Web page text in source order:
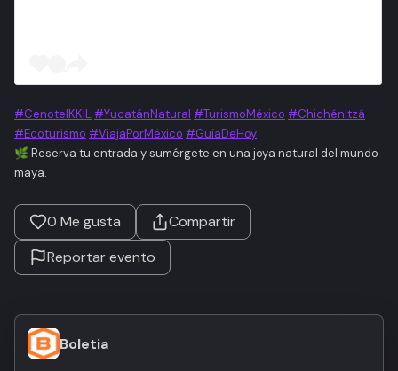
#CenoteIKKIL #YucatánNatural #TurismoMéxico #ChichénItzá
#Ecoturismo #ViajaPorMéxico #GuíaDeHoy
🌿 Reserva tu entrada y sumérgete en una joya natural del mundo
maya.
0 Me gusta
Compartir
Reportar evento
Boletia